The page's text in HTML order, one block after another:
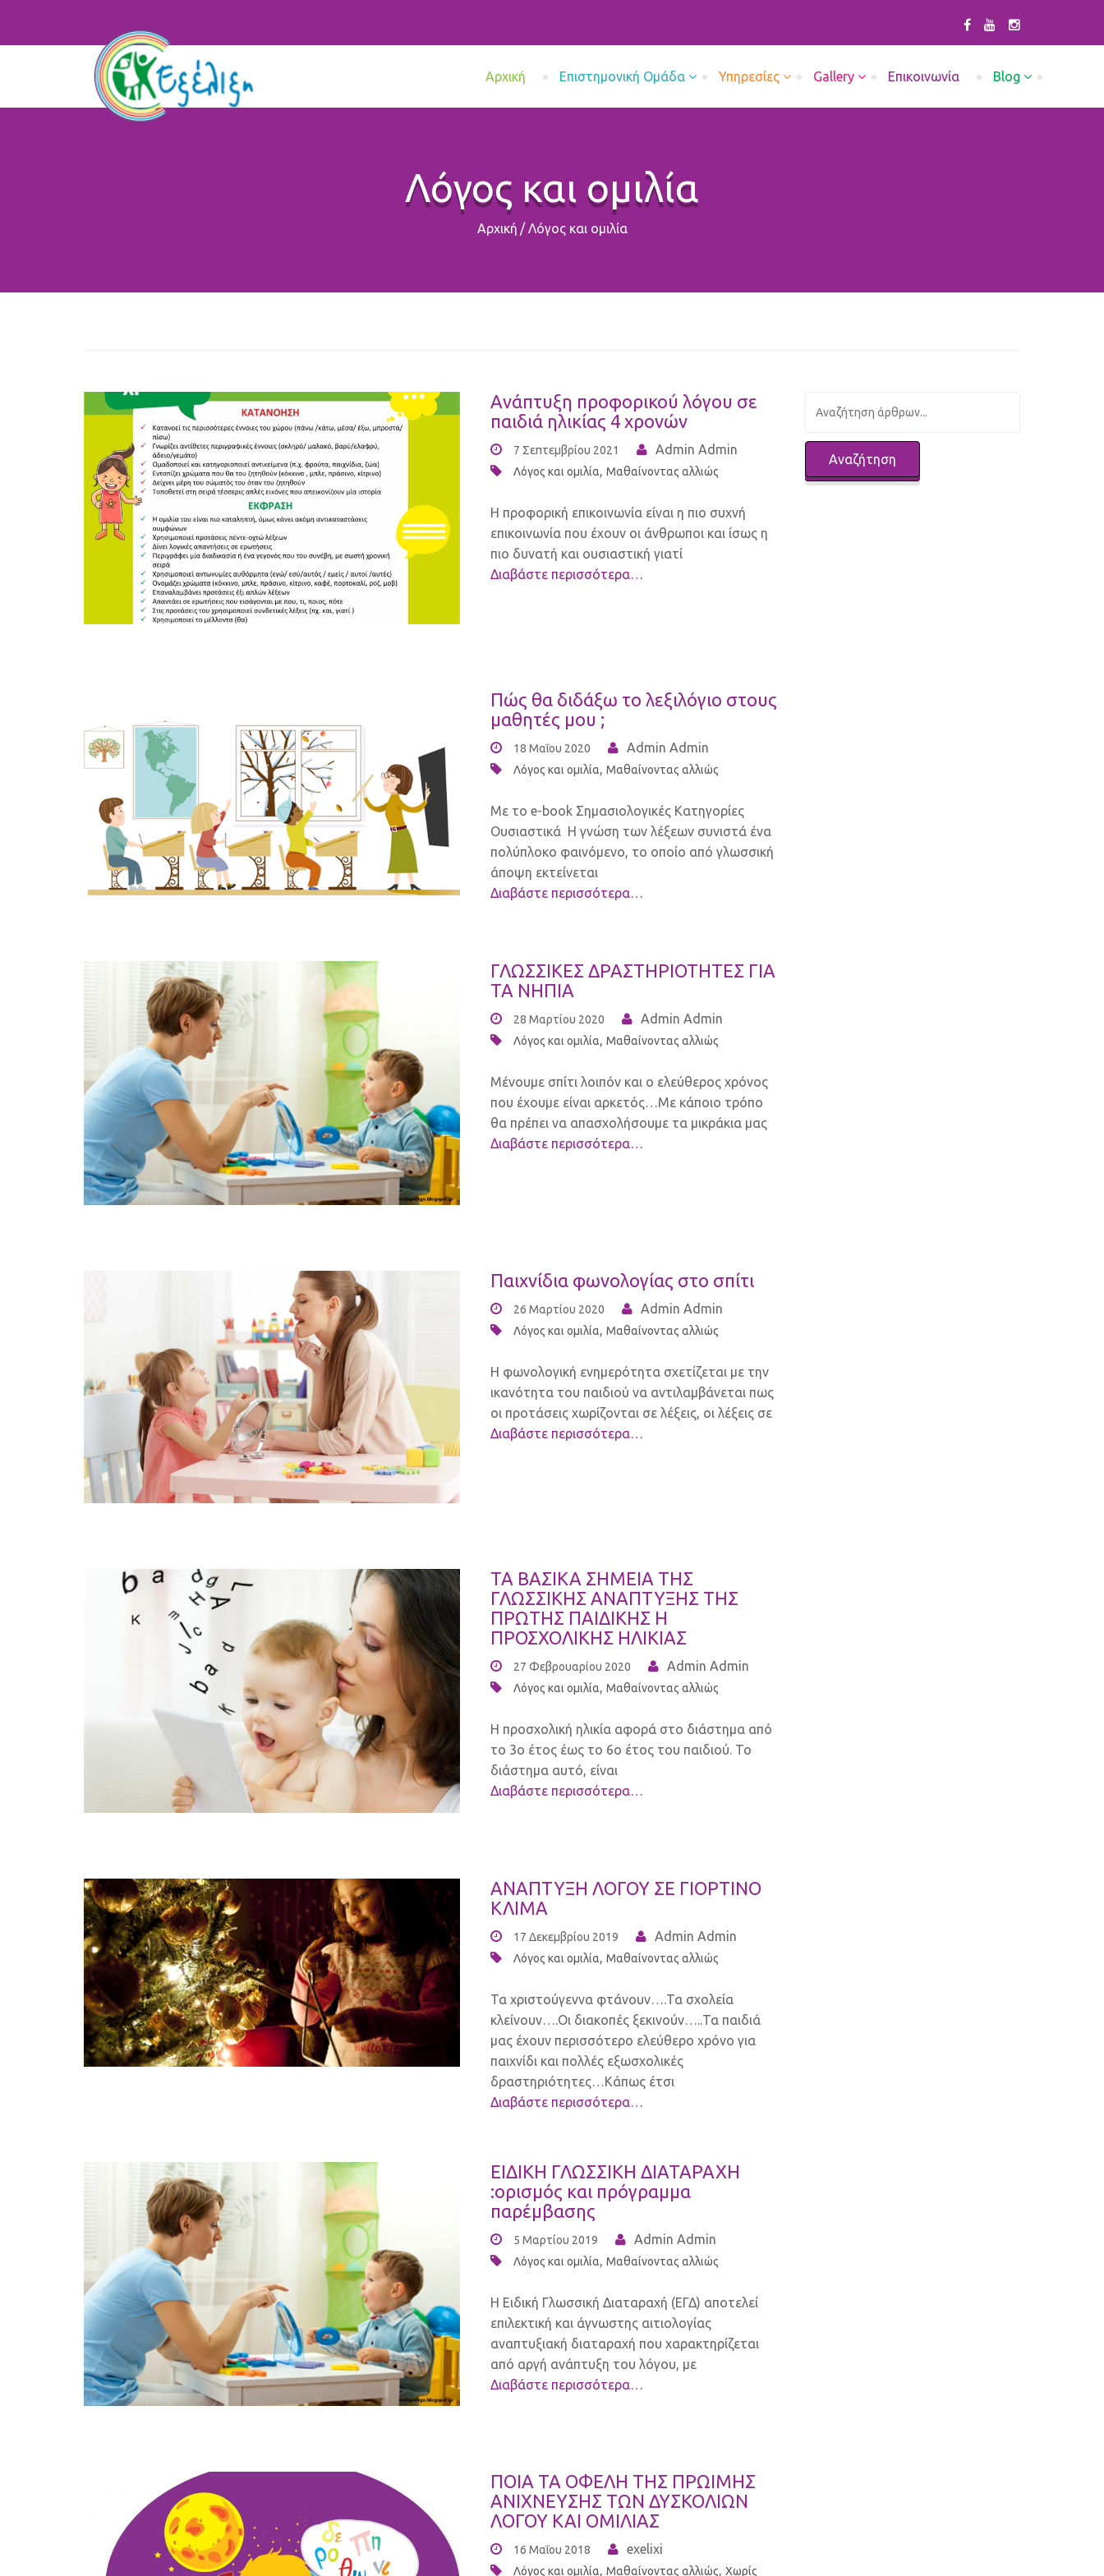
Aρχική Επιστημονική Ομάδα Υπηρεσίες Gallery Επικοινωνία Blog
Λόγος και ομιλία
Αρχική /Λόγος και ομιλία
Ανάπτυξη προφορικού λόγου σε
παιδιά ηλικίας 4 χρονών
7 Σεπτεμβρίου 2021 Admin Admin
Λόγος και ομιλία, Μαθαίνοντας αλλιώς
Η προφορική επικοινωνία είναι η πιο συχνή
επικοινωνία που έχουν οι άνθρωποι και ίσως η
πιο δυνατή και ουσιαστική γιατί
Διαβάστε περισσότερα…
Πώς θα διδάξω το λεξιλόγιο στους
μαθητές μου ;
18 Μαΐου 2020 Admin Admin
Λόγος και ομιλία, Μαθαίνοντας αλλιώς
Με το e-book Σημασιολογικές Κατηγορίες
Ουσιαστικά Η γνώση των λέξεων συνιστά ένα
πολύπλοκο φαινόμενο, το οποίο από γλωσσική
άποψη εκτείνεται
Διαβάστε περισσότερα…
ΓΛΩΣΣΙΚΕΣ ΔΡΑΣΤΗΡΙΟΤΗΤΕΣ ΓΙΑ
ΤΑ ΝΗΠΙΑ
28 Μαρτίου 2020 Admin Admin
Λόγος και ομιλία, Μαθαίνοντας αλλιώς
Μένουμε σπίτι λοιπόν και ο ελεύθερος χρόνος
που έχουμε είναι αρκετός…Με κάποιο τρόπο
θα πρέπει να απασχολήσουμε τα μικράκια μας
Διαβάστε περισσότερα…
Παιχνίδια φωνολογίας στο σπίτι
26 Μαρτίου 2020 Admin Admin
Λόγος και ομιλία, Μαθαίνοντας αλλιώς
Η φωνολογική ενημερότητα σχετίζεται με την
ικανότητα του παιδιού να αντιλαμβάνεται πως
οι προτάσεις χωρίζονται σε λέξεις, οι λέξεις σε
Διαβάστε περισσότερα…
ΤΑ ΒΑΣΙΚΑ ΣΗΜΕΙΑ ΤΗΣ
ΓΛΩΣΣΙΚΗΣ ΑΝΑΠΤΥΞΗΣ ΤΗΣ
ΠΡΩΤΗΣ ΠΑΙΔΙΚΗΣ Η
ΠΡΟΣΧΟΛΙΚΗΣ ΗΛΙΚΙΑΣ
27 Φεβρουαρίου 2020 Admin Admin
Λόγος και ομιλία, Μαθαίνοντας αλλιώς
Η προσχολική ηλικία αφορά στο διάστημα από
το 3ο έτος έως το 6ο έτος του παιδιού. Το
διάστημα αυτό, είναι
Διαβάστε περισσότερα…
ΑΝΑΠΤΥΞΗ ΛΟΓΟΥ ΣΕ ΓΙΟΡΤΙΝΟ
ΚΛΙΜΑ
17 Δεκεμβρίου 2019 Admin Admin
Λόγος και ομιλία, Μαθαίνοντας αλλιώς
Τα χριστούγεννα φτάνουν….Τα σχολεία
κλείνουν….Οι διακοπές ξεκινούν…..Τα παιδιά
μας έχουν περισσότερο ελεύθερο χρόνο για
παιχνίδι και πολλές εξωσχολικές
δραστηριότητες…Κάπως έτσι
Διαβάστε περισσότερα…
ΕΙΔΙΚΗ ΓΛΩΣΣΙΚΗ ΔΙΑΤΑΡΑΧΗ
:ορισμός και πρόγραμμα
παρέμβασης
5 Μαρτίου 2019 Admin Admin
Λόγος και ομιλία, Μαθαίνοντας αλλιώς
Η Ειδική Γλωσσική Διαταραχή (ΕΓΔ) αποτελεί
επιλεκτική και άγνωστης αιτιολογίας
αναπτυξιακή διαταραχή που χαρακτηρίζεται
από αργή ανάπτυξη του λόγου, με
Διαβάστε περισσότερα…
ΠΟΙΑ ΤΑ ΟΦΕΛΗ ΤΗΣ ΠΡΩΙΜΗΣ
ΑΝΙΧΝΕΥΣΗΣ ΤΩΝ ΔΥΣΚΟΛΙΩΝ
ΛΟΓΟΥ ΚΑΙ ΟΜΙΛΙΑΣ
16 Μαΐου 2018 exelixi
Λόγος και ομιλία Μαθαίνοντας αλλιώς Χωρίς